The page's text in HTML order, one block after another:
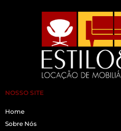
NOSSO SITE
Home
Sobre Nós